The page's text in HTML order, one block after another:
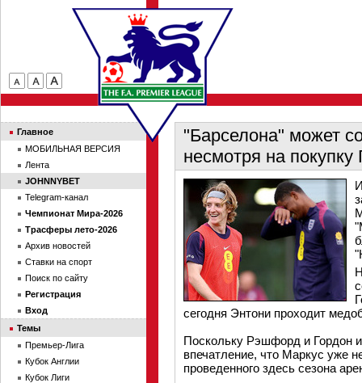
"Барселона" может
несмотря на покупку
сегодня Энтони проходит
Поскольку Рэшфорд и Гордон
впечатление, что Маркус уже
проведенного здесь сезона
Главное
МОБИЛЬНАЯ ВЕРСИЯ
Лента
JOHNNYBET
Telegram-канал
Чемпионат Мира-2026
Трасферы лето-2026
Архив новостей
Ставки на спорт
Поиск по сайту
Регистрация
Вход
Темы
Премьер-Лига
Кубок Англии
Кубок Лиги